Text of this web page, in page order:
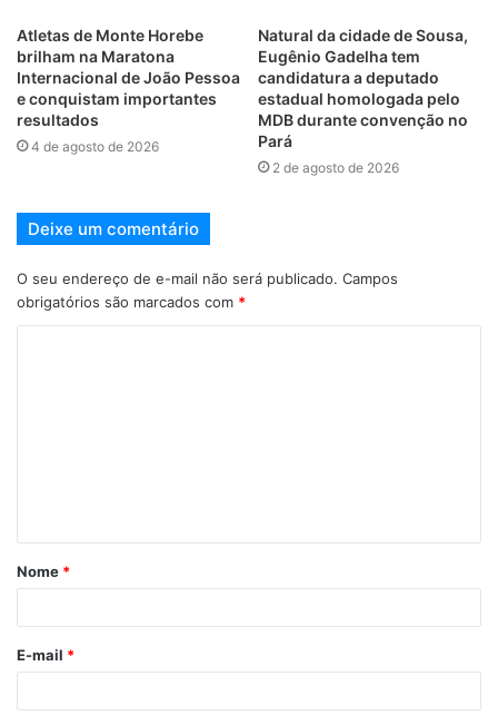
Atletas de Monte Horebe
brilham na Maratona
Internacional de João Pessoa
e conquistam importantes
resultados
4 de agosto de 2026
Natural da cidade de Sousa,
Eugênio Gadelha tem
candidatura a deputado
estadual homologada pelo
MDB durante convenção no
Pará
2 de agosto de 2026
Deixe um comentário
O seu endereço de e-mail não será publicado. Campos
obrigatórios são marcados com *
Nome *
E-mail *